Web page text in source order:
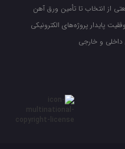
از انتخاب تا تأمین ورق آهن
پایدار پروژه‌های الکترونیکی
و خارجی